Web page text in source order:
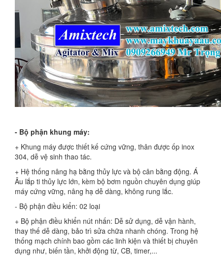
- Bộ phận khung máy:
+ Khung máy được thiết kế cứng vững, thân được ốp inox
304, dễ vệ sinh thao tác.
+ Hệ thống nâng hạ bằng thủy lực và bộ cân bằng động. Á
Âu lắp ti thủy lực lớn, kèm bộ bơm nguồn chuyên dụng giúp
máy cứng vững, nâng hạ dễ dàng, không rung lắc.
- Bộ phận điều kiển: 02 loại
+ Bộ phận điều khiển nút nhấn: Dễ sử dụng, dễ vận hành,
thay thế dễ dàng, bảo trì sửa chữa nhanh chóng. Trong hệ
thống mạch chính bao gồm các linh kiện và thiết bị chuyên
dụng như, biến tần, khởi động từ, CB, timer,...